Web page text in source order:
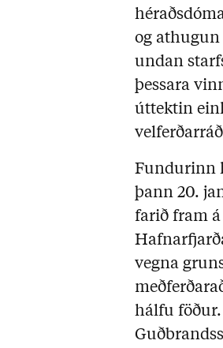
og
undan
þessara
úttektin
Fundurinn
þann 20.
farið fram
vegna
hálfu föður.